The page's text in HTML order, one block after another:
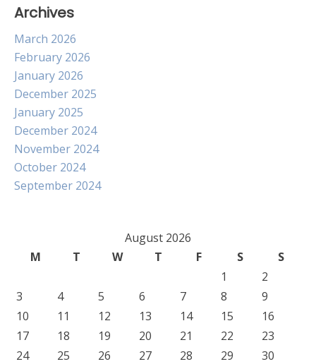
Archives
March 2026
February 2026
January 2026
December 2025
January 2025
December 2024
November 2024
October 2024
September 2024
August 2026
M
T W T F S
S
1
2
3
4 5 6 7 8
9
10
11 12 13 14 15
16
17
18 19 20 21 22
23
24
25 26 27 28 29
30